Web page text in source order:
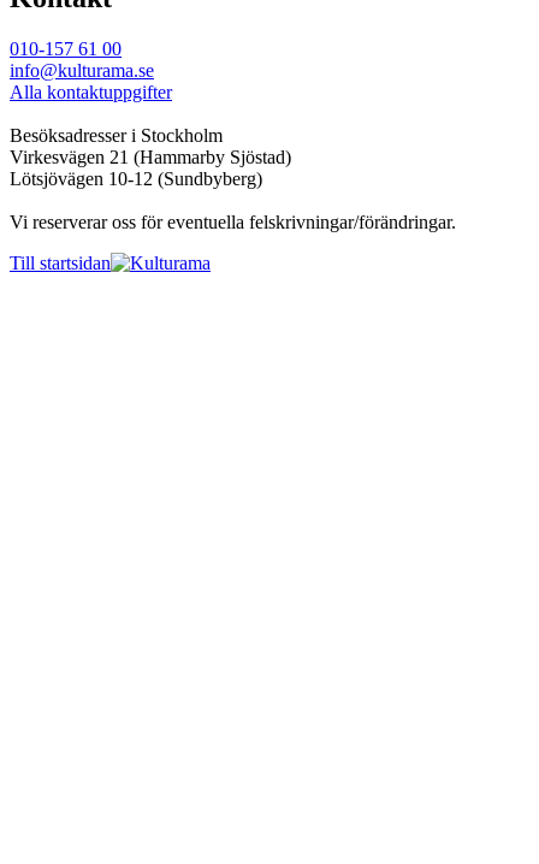
010-157 61 00
info@kulturama.se
Alla kontaktuppgifter
Besöksadresser i Stockholm
Virkesvägen 21 (Hammarby Sjöstad)
Lötsjövägen 10-12 (Sundbyberg)
Vi reserverar oss för eventuella felskrivningar/förändringar.
Till startsidan